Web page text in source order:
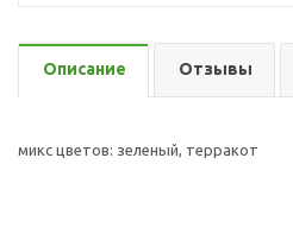
Описание Отзывы
микс цветов: зеленый, терракот